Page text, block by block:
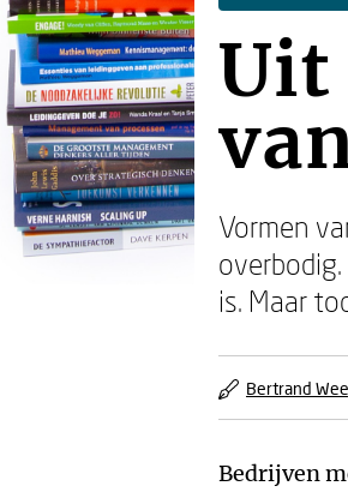
Uit
Vormen
is. Maar
Bertrand
Bedrijven